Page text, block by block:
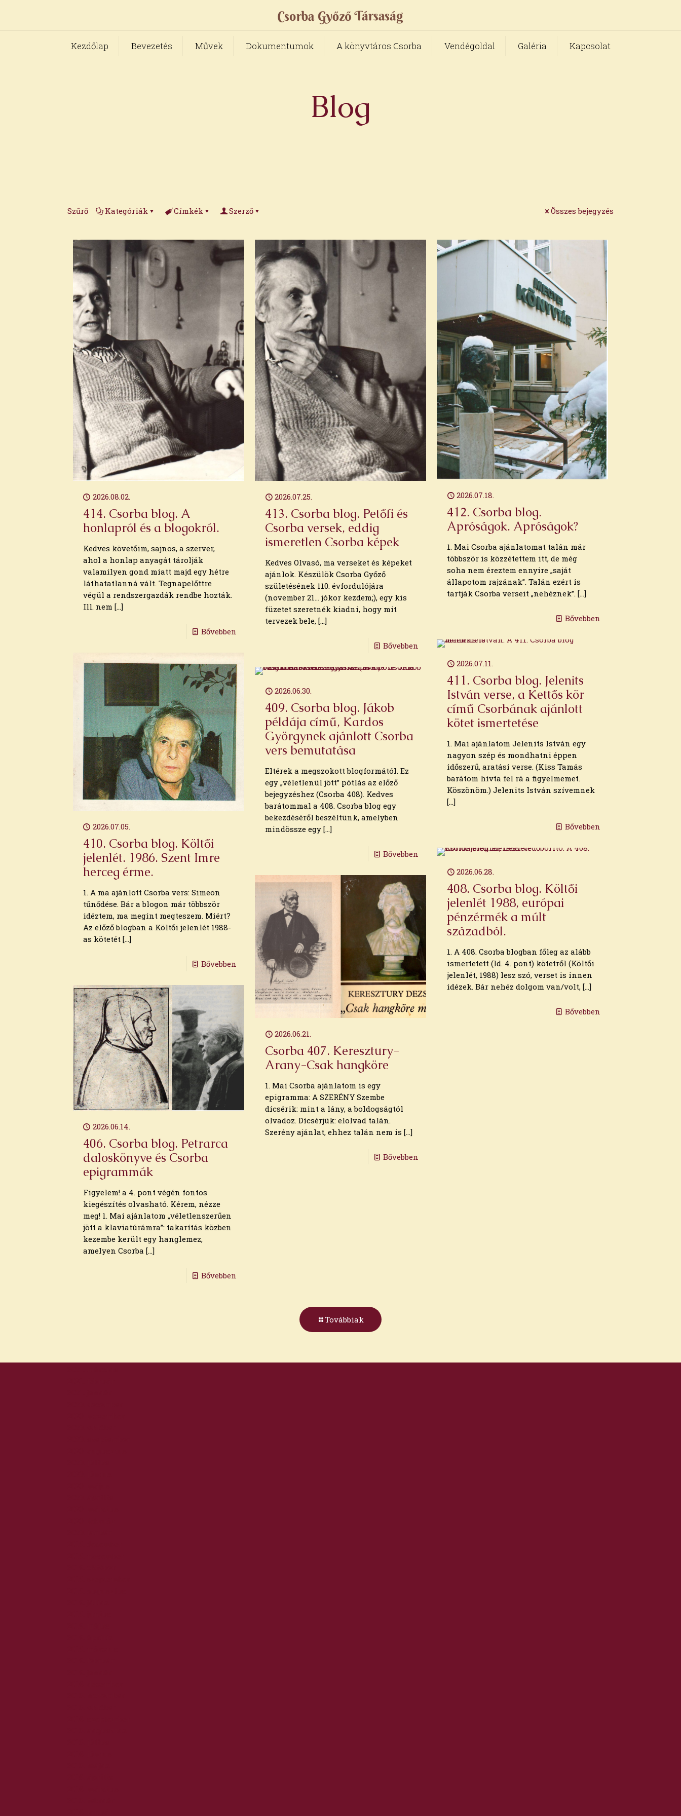
Kezdőlap Bevezetés Művek Dokumentumok A könyvtáros Csorba Vendégoldal Galéria Kapcsolat
Blog
Szűrő Kategóriák Címkék Szerző Összes bejegyzés
2026.08.02.
414. Csorba blog. A
honlapról és a blogokról.
Kedves követőim, sajnos, a szerver,
ahol a honlap anyagát tárolják
valamilyen gond miatt majd egy hétre
láthatatlanná vált. Tegnapelőttre
végül a rendszergazdák rendbe hozták.
Ill. nem […]
Bővebben
2026.07.25.
413. Csorba blog. Petőfi és
Csorba versek, eddig
ismeretlen Csorba képek
Kedves Olvasó, ma verseket és képeket
ajánlok. Készülök Csorba Győző
születésének 110. évfordulójára
(november 21… jókor kezdem;), egy kis
füzetet szeretnék kiadni, hogy mit
tervezek bele, […]
Bővebben
2026.07.18.
412. Csorba blog.
Apróságok. Apróságok?
1. Mai Csorba ajánlatomat talán már
többször is közzétettem itt, de még
soha nem éreztem ennyire „saját
állapotom rajzának”. Talán ezért is
tartják Csorba verseit „nehéznek”. […]
Bővebben
2026.07.11.
411. Csorba blog. Jelenits
István verse, a Kettős kör
című Csorbának ajánlott
kötet ismertetése
1. Mai ajánlatom Jelenits István egy
nagyon szép és mondhatni éppen
időszerű, aratási verse. (Kiss Tamás
barátom hívta fel rá a figyelmemet.
Köszönöm.) Jelenits István szívemnek
[…]
Bővebben
2026.07.05.
410. Csorba blog. Költői
jelenlét. 1986. Szent Imre
herceg érme.
1. A ma ajánlott Csorba vers: Simeon
tűnődése. Bár a blogon már többször
idéztem, ma megint megteszem. Miért?
Az előző blogban a Költői jelenlét 1988-
as kötetét […]
Bővebben
2026.06.30.
409. Csorba blog. Jákob
példája című, Kardos
Györgynek ajánlott Csorba
vers bemutatása
Eltérek a megszokott blogformától. Ez
egy „véletlenül jött” pótlás az előző
bejegyzéshez (Csorba 408). Kedves
barátommal a 408. Csorba blog egy
bekezdéséről beszéltünk, amelyben
mindössze egy […]
Bővebben
2026.06.28.
408. Csorba blog. Költői
jelenlét 1988, európai
pénzérmék a múlt
századból.
1. A 408. Csorba blogban főleg az alább
ismertetett (ld. 4. pont) kötetről (Költői
jelenlét, 1988) lesz szó, verset is innen
idézek. Bár nehéz dolgom van/volt, […]
Bővebben
2026.06.21.
Csorba 407. Keresztury-
Arany-Csak hangköre
1. Mai Csorba ajánlatom is egy
epigramma: A SZERÉNY Szembe
dícsérik: mint a lány, a boldogságtól
olvadoz. Dícsérjük: elolvad talán.
Szerény ajánlat, ehhez talán nem is […]
Bővebben
2026.06.14.
406. Csorba blog. Petrarca
daloskönyve és Csorba
epigrammák
Figyelem! a 4. pont végén fontos
kiegészítés olvasható. Kérem, nézze
meg! 1. Mai ajánlatom „véletlenszerűen
jött a klaviatúrámra”: takarítás közben
kezembe került egy hanglemez,
amelyen Csorba […]
Bővebben
Továbbiak
Archívum
2026. május
2026. április
2026. március
2026. február
2026. január
2025. december
2025. november
2025. október
2025. szeptember
2025. augusztus
2025. július
2025. június
2025. május
2025. április
2025. március
2025. február
2025. január
2024. december
2024. november
2024. október
2024. szeptember
2024. augusztus
2024. július
2024. június
2024. május
2024. január
2023. december
2023. november
2023. október
2023. szeptember
2023. augusztus
2023. július
2023. június
2023. május
2023. április
2023. március
2023. február
2023. január
2022. november
2022. október
2022. augusztus
2022. július
2022. június
2022. május
2022. április
2022. március
2022. február
2022. január